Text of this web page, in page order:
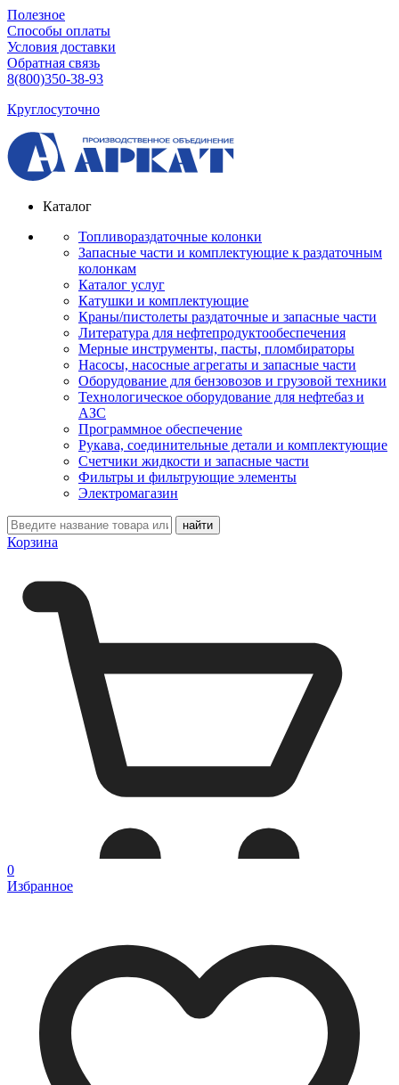
Полезное
Способы оплаты
Условия доставки
Обратная связь
8(800)350-38-93
Круглосуточно
Каталог
Топливораздаточные колонки
Запасные части и комплектующие к раздаточным
колонкам
Каталог услуг
Катушки и комплектующие
Краны/пистолеты раздаточные и запасные части
Литература для нефтепродуктообеспечения
Мерные инструменты, пасты, пломбираторы
Насосы, насосные агрегаты и запасные части
Оборудование для бензовозов и грузовой техники
Технологическое оборудование для нефтебаз и
АЗС
Программное обеспечение
Рукава, соединительные детали и комплектующие
Счетчики жидкости и запасные части
Фильтры и фильтрующие элементы
Электромагазин
Корзина
0
Избранное